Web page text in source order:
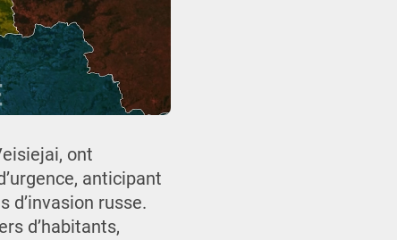
ont
anticipant
d’invasion russe.
d’habitants,